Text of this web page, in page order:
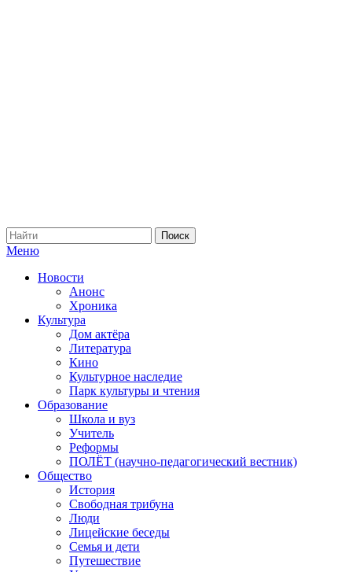
Меню
Новости
Анонс
Хроника
Культура
Дом актёра
Литература
Кино
Культурное наследие
Парк культуры и чтения
Образование
Школа и вуз
Учитель
Реформы
ПОЛЁТ (научно-педагогический вестник)
Общество
История
Свободная трибуна
Люди
Лицейские беседы
Семья и дети
Путешествие